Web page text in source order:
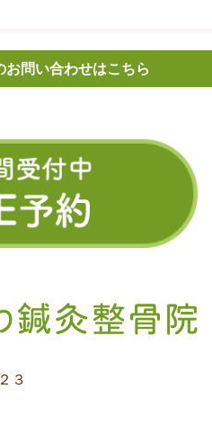
お問い合わせはこちら
３